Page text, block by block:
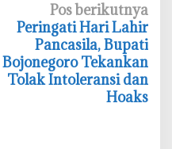
Pos berikutnya
‎Peringati Hari Lahir
Pancasila, Bupati
Bojonegoro Tekankan
Tolak Intoleransi dan
Hoaks